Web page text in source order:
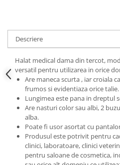
Descriere
Halat medical dama din tercot,
versatil pentru utilizarea in orice
Are maneca scurta , iar croiala
frumos si evidentiaza orice talie.
Lungimea este pana in dreptul
Are nasturi color sau albi, 2
alba.
Poate fi usor asortat cu
Produsul este potrivit pentru
clinici, laboratoare, clinici
pentru saloane de cosmetica,